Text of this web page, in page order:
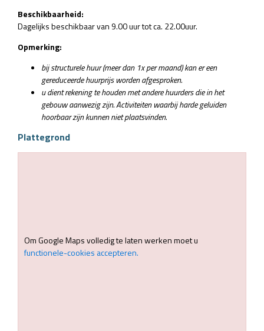
Beschikbaarheid:
Dagelijks beschikbaar van 9.00 uur tot ca. 22.00uur.
Opmerking:
bij structurele huur (meer dan 1x per maand) kan er een
gereduceerde huurprijs worden afgesproken.
u dient rekening te houden metandere huurders die in het
gebouw aanwezig zijn. Activiteiten waarbij harde geluiden
hoorbaar zijn kunnen niet plaatsvinden.
Plattegrond
Om Google Maps volledig te laten werken moet u
functionele-cookies accepteren.